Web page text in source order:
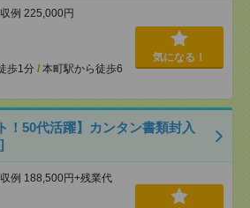
例 225,000円
歩1分 / 本町駅から徒歩6
気になる！
！50代活躍】カンタン書類封入
例 188,500円+残業代